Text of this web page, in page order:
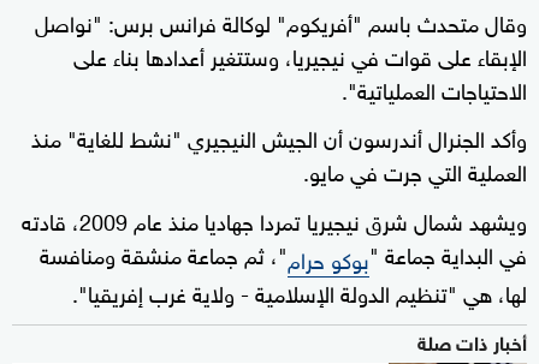
وقال متحدث باسم "أفريكوم" لوكالة فرانس برس: "نواصل
الإبقاء على قوات في نيجيريا، وستتغير أعدادها بناء على
الاحتياجات العملياتية".
وأكد الجنرال أندرسون أن الجيش النيجيري "نشط للغاية" منذ
العملية التي جرت في مايو.
ويشهد شمال شرق نيجيريا تمردا جهاديا منذ عام 2009، قادته
في البداية جماعة "بوكو حرام"، ثم جماعة منشقة ومنافسة
لها، هي "تنظيم الدولة الإسلامية - ولاية غرب إفريقيا".
أخبار ذات صلة